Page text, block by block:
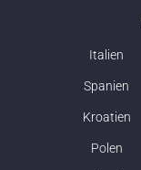
Italien
Spanien
Kroatien
Polen